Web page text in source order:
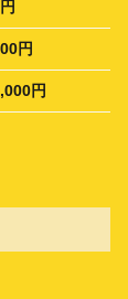
円
円